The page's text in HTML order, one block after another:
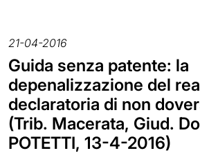
21-04-2016
Guida senza patente: la
depenalizzazione del
declaratoria di non
(Trib. Macerata, Giud.
POTETTI, 13-4-2016)